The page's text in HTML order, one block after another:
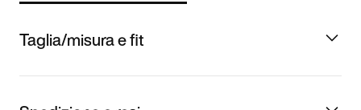
Taglia/misura e fit